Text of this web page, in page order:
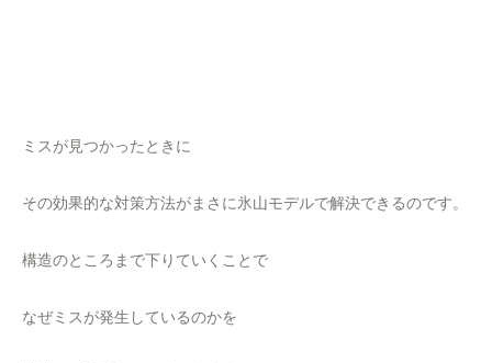
ミスが見つかったときに
その効果的な対策方法がまさに氷山モデルで解決できるのです。
構造のところまで下りていくことで
なぜミスが発生しているのかを